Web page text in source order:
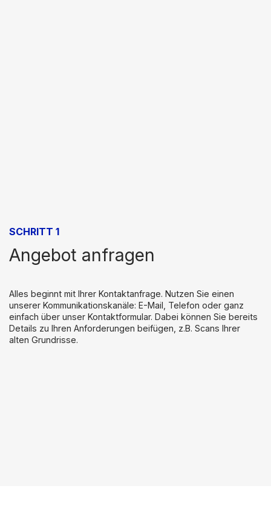
SCHRITT 1
Angebot anfragen
Alles beginnt mit Ihrer Kontaktanfrage. Nutzen Sie einen
unserer Kommunikationskanäle: E-Mail, Telefon oder ganz
einfach über unser Kontaktformular. Dabei können Sie bereits
Details zu Ihren Anforderungen beifügen, z.B. Scans Ihrer
alten Grundrisse.